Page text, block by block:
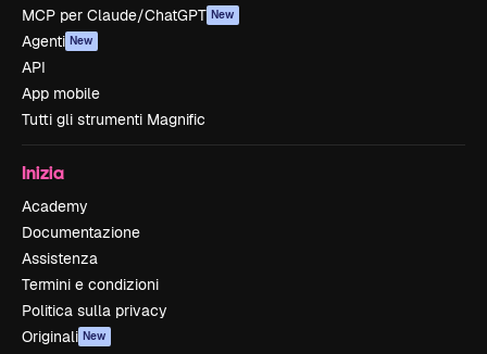
MCP per Claude/ChatGPT New
Agenti New
API
App mobile
Tutti gli strumenti Magnific
Inizia
Academy
Documentazione
Assistenza
Termini e condizioni
Politica sulla privacy
Originali New